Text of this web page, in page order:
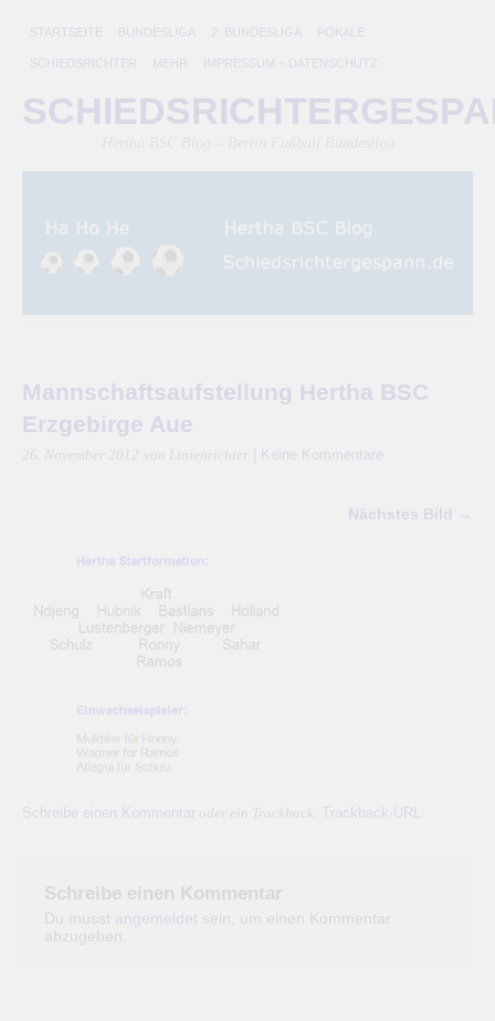
STARTSEITE BUNDESLIGA 2. BUNDESLIGA POKALE
SCHIEDSRICHTER MEHR IMPRESSUM + DATENSCHUTZ
Mannschaftsaufstellung Hertha BSC
Erzgebirge Aue
26. November 2012 von Linienrichter Keine Kommentare
Nächstes Bild →
Schreibe einen Kommentar oder ein Trackback: Trackback-URL
Schreibe einen Kommentar
Du musst angemeldet sein, um einen Kommentar
abzugeben.